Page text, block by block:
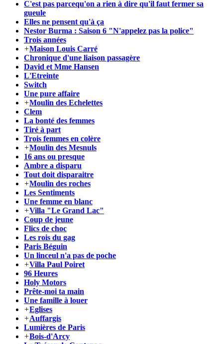
C'est pas parcequ'on a rien à dire qu'il faut fermer sa
gueule
Elles ne pensent qu'à ça
Nestor Burma : Saison 6 "N'appelez pas la police"
Trois années
+Maison Louis Carré
Chronique d'une liaison passagère
David et Mme Hansen
L'Etreinte
Switch
Une pure affaire
+Moulin des Echelettes
Clem
La bonté des femmes
Tiré à part
Trois femmes en colère
+Moulin des Mesnuls
16 ans ou presque
Ambre a disparu
Tout doit disparaitre
+Moulin des roches
Les Sentiments
Une femme en blanc
+Villa "Le Grand Lac"
Coup de jeune
Flics de choc
Les rois du gag
Paris Béguin
Un linceul n'a pas de poche
+Villa Paul Poiret
96 Heures
Holy Motors
Prête-moi ta main
Une famille à louer
+Eglises
+Auffargis
Lumières de Paris
+Bois-d'Arcy